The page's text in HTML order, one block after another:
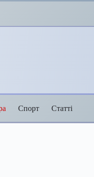
Спорт Статті